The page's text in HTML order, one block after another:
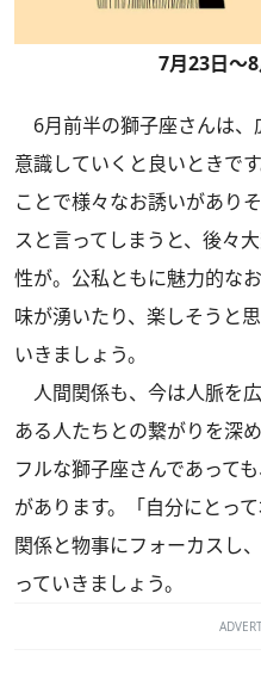
7月23日～
6月前半の獅子座さんは、
意識していくと良いときで
ことで様々なお誘いがあり
スと言ってしまうと、後々
性が。公私ともに魅力的な
味が湧いたり、楽しそうと
いきましょう。
人間関係も、今は人脈を
ある人たちとの繋がりを深
フルな獅子座さんであって
があります。「自分にとっ
関係と物事にフォーカスし
っていきましょう。